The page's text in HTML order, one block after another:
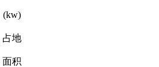
(kw)
占地
面积